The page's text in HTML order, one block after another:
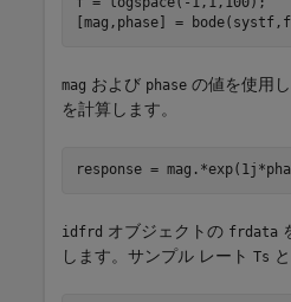
[mag,phase] =
mag および phase の値を使用
を計算します。
response =
idfrd オブジェクトの frdata
します。サンプル レート Ts